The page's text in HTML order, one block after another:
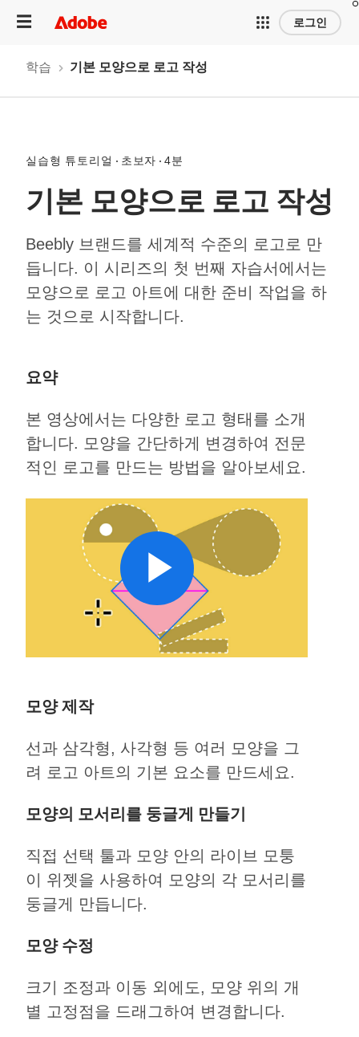
로그인
학습 기본 모양으로 로고 작성
실습형 튜토리얼 초보자 4분
기본 모양으로 로고 작성
Beebly 브랜드를 세계적 수준의 로고로 만
듭니다. 이 시리즈의 첫 번째 자습서에서는
모양으로 로고 아트에 대한 준비 작업을 하
는 것으로 시작합니다.
요약
본 영상에서는 다양한 로고 형태를 소개
합니다. 모양을 간단하게 변경하여 전문
적인 로고를 만드는 방법을 알아보세요.
모양 제작
선과 삼각형, 사각형 등 여러 모양을 그
려 로고 아트의 기본 요소를 만드세요.
모양의 모서리를 둥글게 만들기
직접 선택 툴과 모양 안의 라이브 모퉁
이 위젯을 사용하여 모양의 각 모서리를
둥글게 만듭니다.
모양 수정
크기 조정과 이동 외에도, 모양 위의 개
별 고정점을 드래그하여 변경합니다.